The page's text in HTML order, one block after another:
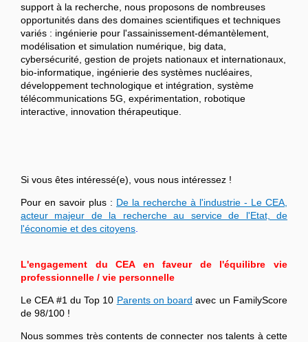
support à la recherche, nous proposons de nombreuses
opportunités dans des domaines scientifiques et techniques
variés : ingénierie pour l'assainissement-démantèlement,
modélisation et simulation numérique, big data,
cybersécurité, gestion de projets nationaux et internationaux,
bio-informatique, ingénierie des systèmes nucléaires,
développement technologique et intégration, système
télécommunications 5G, expérimentation, robotique
interactive, innovation thérapeutique.
Si vous êtes intéressé(e), vous nous intéressez !
Pour en savoir plus : De la recherche à l'industrie - Le CEA,
acteur majeur de la recherche au service de l'Etat, de
l'économie et des citoyens
L'engagement du CEA en faveur de l'équilibre vie
professionnelle / vie personnelle
Le CEA #1 du Top 10 Parents on board avec un FamilyScore
de 98/100 !
Nous sommes très contents de connecter nos talents à cette